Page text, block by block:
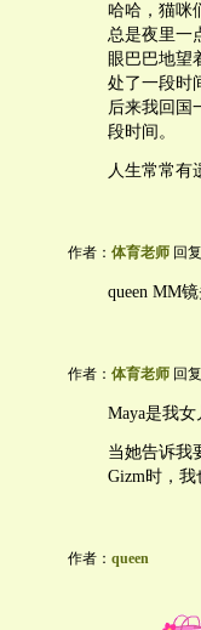
哈哈，猫咪
总是夜里一
眼巴巴地望
处了一段时
后来我回国
段时间。
人生常常有
作者： 体育老师 回复
queen MM
作者： 体育老师 回复
Maya是我女
当她告诉我
Gizm时，我
作者： queen